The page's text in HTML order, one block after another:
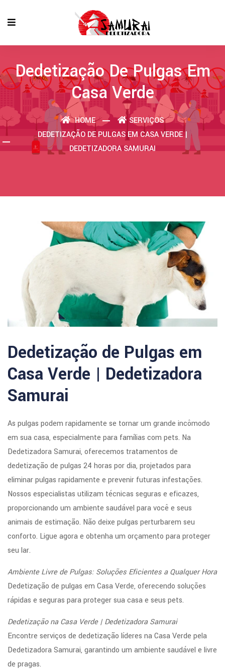
Dedetização De Pulgas Em
Casa Verde
HOME
SERVIÇOS
DEDETIZAÇÃO DE PULGAS EM CASA VERDE |
DEDETIZADORA SAMURAI
Dedetização de Pulgas em
Casa Verde | Dedetizadora
Samurai
As pulgas podem rapidamente se tornar um grande incômodo
em sua casa, especialmente para famílias com pets. Na
Dedetizadora Samurai, oferecemos tratamentos de
dedetização de pulgas 24 horas por dia, projetados para
eliminar pulgas rapidamente e prevenir futuras infestações.
Nossos especialistas utilizam técnicas seguras e eficazes,
proporcionando um ambiente saudável para você e seus
animais de estimação. Não deixe pulgas perturbarem seu
conforto. Ligue agora e obtenha um orçamento para proteger
seu lar.
Ambiente Livre de Pulgas: Soluções Eficientes a Qualquer Hora
Dedetização de pulgas em Casa Verde, oferecendo soluções
rápidas e seguras para proteger sua casa e seus pets.
Dedetização na Casa Verde | Dedetizadora Samurai
Encontre serviços de dedetização líderes na Casa Verde pela
Dedetizadora Samurai, garantindo um ambiente saudável e livre
de pragas.